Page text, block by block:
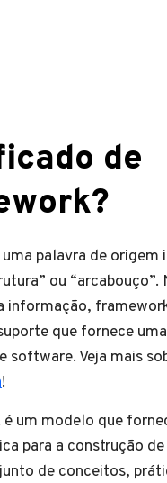
de
palavra de origem
ou “arcabouço”.
informação,
que fornece
software. Veja mais
!
um modelo que
para a construção
de conceitos,